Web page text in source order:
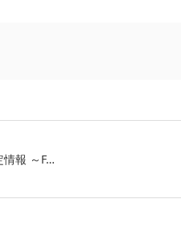
情報 ～F…